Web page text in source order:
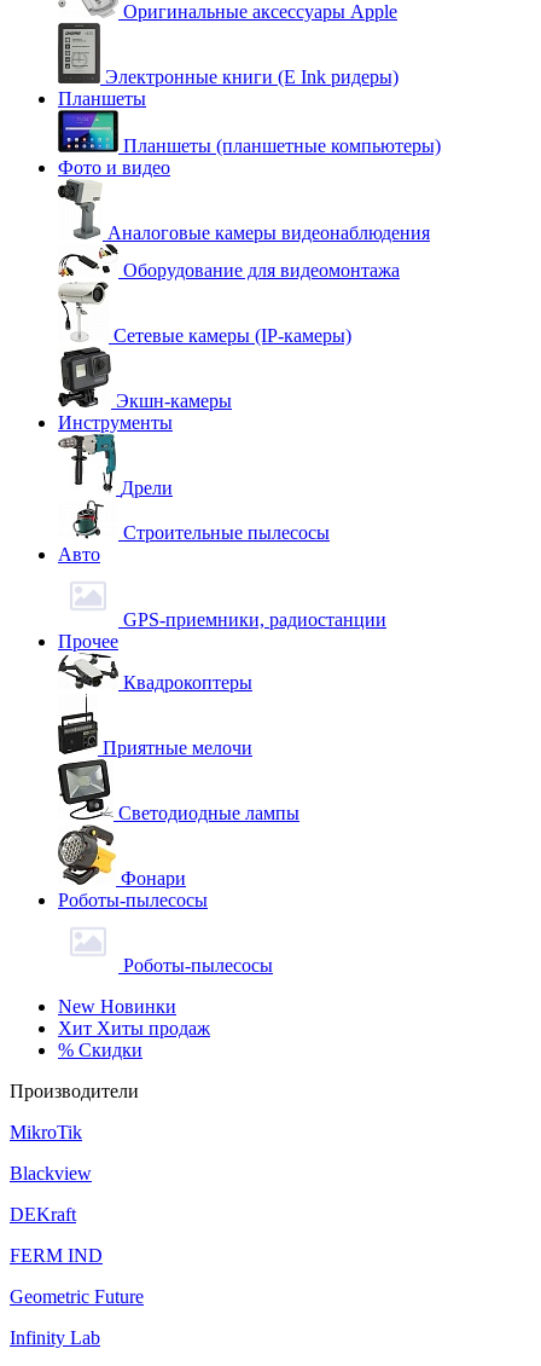
Оригинальные аксессуары Apple
Электронные книги (E Ink ридеры)
Планшеты
Планшеты (планшетные компьютеры)
Фото и видео
Аналоговые камеры видеонаблюдения
Оборудование для видеомонтажа
Сетевые камеры (IP-камеры)
Экшн-камеры
Инструменты
Дрели
Строительные пылесосы
Авто
GPS-приемники, радиостанции
Прочее
Квадрокоптеры
Приятные мелочи
Светодиодные лампы
Фонари
Роботы-пылесосы
Роботы-пылесосы
New Новинки
Хит Хиты продаж
% Скидки
Производители
MikroTik
Blackview
DEKraft
FERM IND
Geometric Future
Infinity Lab